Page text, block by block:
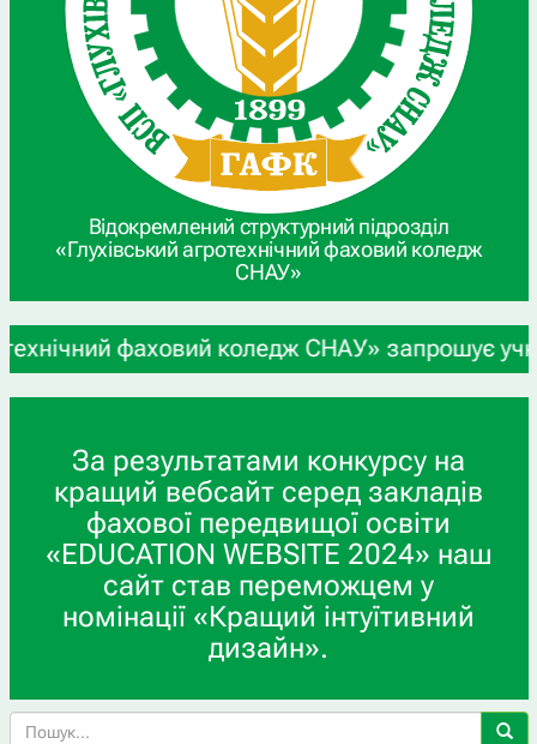
Відокремлений структурний підрозділ
«Глухівський агротехнічний фаховий коледж
СНАУ»
фаховий коледж СНАУ» запрошує учнів 9-х
За результатами конкурсу на
кращий вебсайт серед закладів
фахової передвищої освіти
«EDUCATION WEBSITE 2024» наш
сайт став переможцем у
номінації «Кращий інтуїтивний
дизайн».